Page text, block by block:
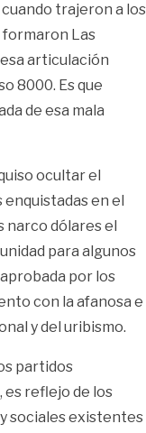
trajeron a los
formaron Las
articulación
8000. Es que
de esa mala
ocultar el
en el
narco dólares el
para algunos
por los
con la afanosa e
y del uribismo.
partidos
reflejo de los
sociales existentes